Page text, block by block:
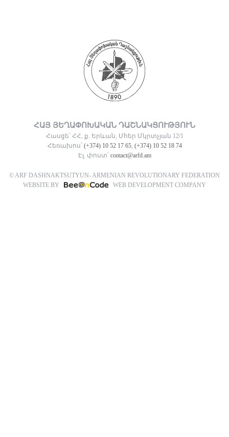
ՀԱՅ ՅԵՂԱՓՈԽԱԿԱՆ ԴԱՇՆԱԿՑՈՒԹՅՈՒՆ
Հասցե՝ ՀՀ, ք. Երևան, Մհեր Մկրտչյան 12/1
Հեռախոս՝ (+374) 10 52 17 65, (+374) 10 52 18 74
Էլ. փոստ՝ contact@arfd.am
© ARF DASHNAKTSUTYUN- ARMENIAN REVOLUTIONARY FEDERATION
WEBSITE BY
WEB DEVELOPMENT COMPANY